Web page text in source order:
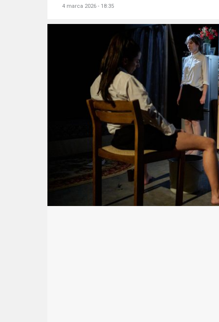
4 marca 2026 - 18:35